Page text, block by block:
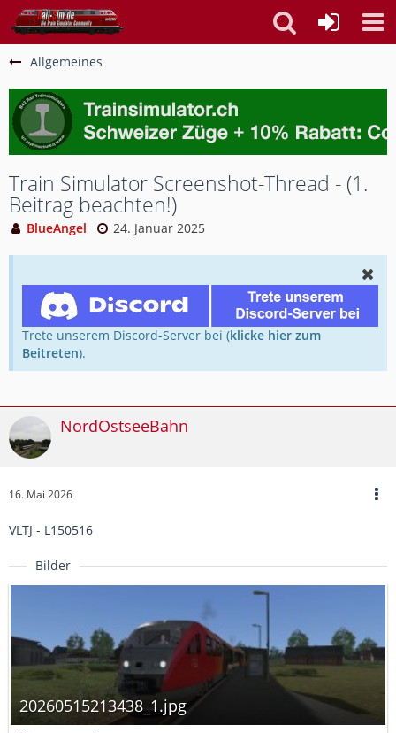
Allgemeines
Train Simulator Screenshot-Thread - (1.
Beitrag beachten!)
BlueAngel 24. Januar 2025
Trete unserem Discord-Server bei (klicke hier zum
Beitreten).
NordOstseeBahn
16. Mai 2026
VLTJ - L150516
Bilder
20260515213438_1.jpg